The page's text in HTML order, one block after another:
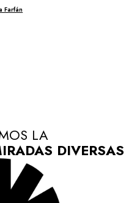
Farfán
LA
DIVERSAS